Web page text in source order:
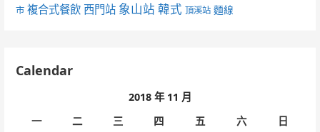
市 複合式餐飲 西門站 象山站 韓式 頂溪站 麵線
Calendar
2018 年 11 月
一
二 三 四 五 六
日